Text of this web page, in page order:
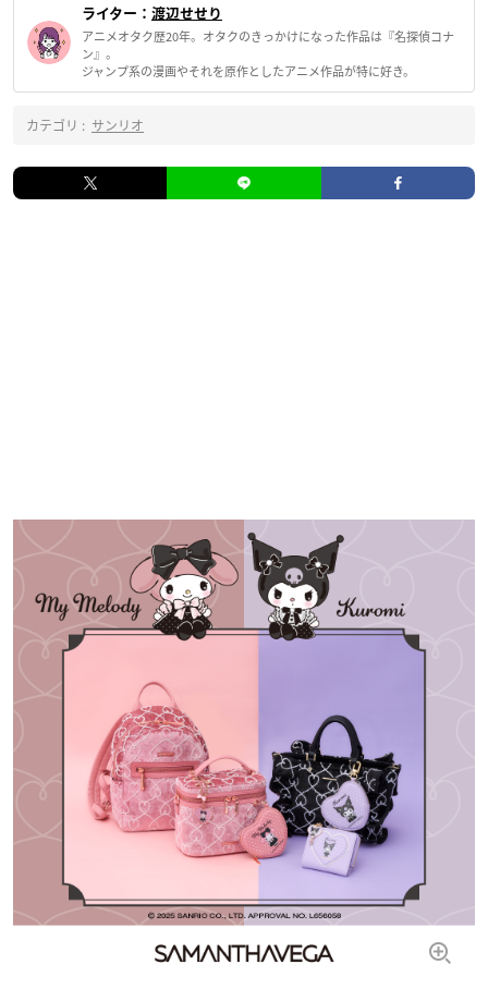
ライター： 渡辺せせり
アニメオタク歴20年。オタクのきっかけになった作品は『名探偵コナ
ン』。
ジャンプ系の漫画やそれを原作としたアニメ作品が特に好き。
カテゴリ : サンリオ